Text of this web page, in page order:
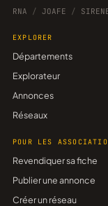
RNA / JOAFE /
EXPLORER
Départements
Explorateur
Annonces
Réseaux
POUR LES
Revendiquer sa fiche
Publier une annonce
Créer un réseau